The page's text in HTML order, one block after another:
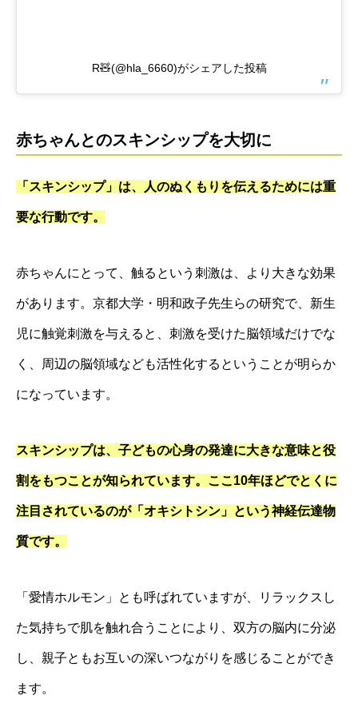
R🧸(@hla_6660)がシェアした投稿
赤ちゃんとのスキンシップを大切に
「スキンシップ」は、人のぬくもりを伝えるためには重
要な行動です。
赤ちゃんにとって、触るという刺激は、より大きな効果
があります。京都大学・明和政子先生らの研究で、新生
児に触覚刺激を与えると、刺激を受けた脳領域だけでな
く、周辺の脳領域なども活性化するということが明らか
になっています。
スキンシップは、子どもの心身の発達に大きな意味と役
割をもつことが知られています。ここ10年ほどでとくに
注目されているのが「オキシトシン」という神経伝達物
質です。
「愛情ホルモン」とも呼ばれていますが、リラックスし
た気持ちで肌を触れ合うことにより、双方の脳内に分泌
し、親子ともお互いの深いつながりを感じることができ
ます。